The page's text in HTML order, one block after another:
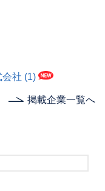
社 (1)
掲載企業一覧へ